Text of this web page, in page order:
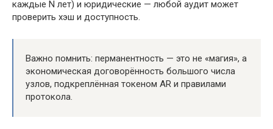
каждые N лет) и юридические — любой аудит может
проверить хэш и доступность.
Важно помнить: перманентность — это не «магия», а
экономическая договорённость большого числа
узлов, подкреплённая токеном AR и правилами
протокола.